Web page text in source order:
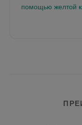
помощью желтой